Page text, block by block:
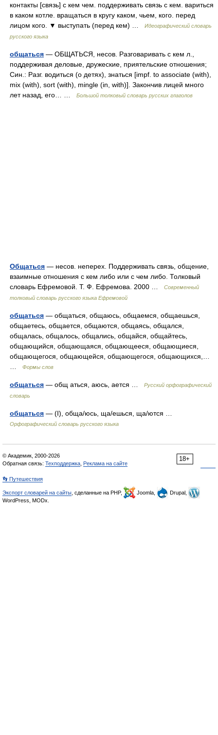
контакты [связь] с кем чем. поддерживать связь с кем. вариться
в каком котле. вращаться в кругу каком, чьем, кого. перед
лицом кого. ▼ выступать (перед кем) …
Идеографический словарь
русского языка
общаться — ОБЩАТЬСЯ, несов. Разговаривать с кем л.,
поддерживая деловые, дружеские, приятельские отношения;
Син.: Разг. водиться (о детях), знаться [impf. to associate (with),
mix (with), sort (with), mingle (in, with)]. Закончив лицей много
лет назад, его… …
Большой толковый словарь русских глаголов
Общаться — несов. неперех. Поддерживать связь, общение,
взаимные отношения с кем либо или с чем либо. Толковый
словарь Ефремовой. Т. Ф. Ефремова. 2000 …
Современный
толковый словарь русского языка Ефремовой
общаться — общаться, общаюсь, общаемся, общаешься,
общаетесь, общается, общаются, общаясь, общался,
общалась, общалось, общались, общайся, общайтесь,
общающийся, общающаяся, общающееся, общающиеся,
общающегося, общающейся, общающегося, общающихся,…
Формы слов
общаться — общ аться, аюсь, ается …
Русский орфографический
словарь
общаться — (I), обща/юсь, ща/ешься, ща/ются …
Орфографический словарь русского языка
18+
© Академик, 2000-2026
Обратная связь: Техподдержка Реклама на сайте
👣 Путешествия
Экспорт словарей на сайты , сделанные на PHP, Joomla,
Drupal,
WordPress, MODx.